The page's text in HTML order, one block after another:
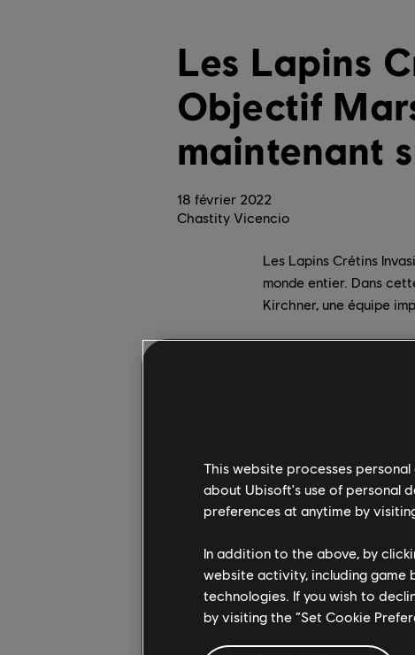
18 février 2022
Les Lapins
Objectif
maintenant
Chastity Vicencio
Les Lapins Crétins
monde entier. Dans
Kirchner, une équipe
This website processes
about Ubisoft's use of personal
preferences at anytime by
In addition to the above, by
website activity, including game
technologies. If you wish to
by visiting the “Set Cookie